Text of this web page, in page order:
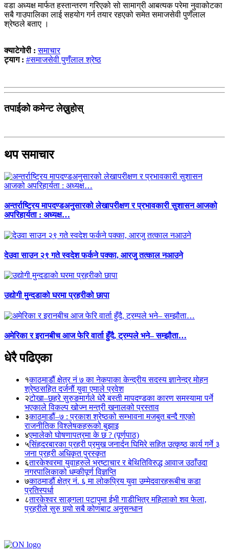
वडा अध्यक्ष मार्फत हस्तान्तरण गरिएको सो सामाग्री आबत्यक परेमा नुवाकोटका
सबै गाउपालिका लाई सहयोग गर्न तयार रहएको समेत समाजसेवी पुणँलाल
श्रेष्ठले बताए ।
क्याटेगोरी :समाचार
ट्याग : #समाजसेवी पुणँलाल श्रेष्ठ
तपाईको कमेन्ट लेख्नुहोस्
थप समाचार
अन्तर्राष्ट्रिय मापदण्डअनुसारको लेखापरीक्षण र प्रभावकारी सुशासन आजको
अपरिहार्यता : अध्यक्ष…
देउवा साउन २९ गते स्वदेश फर्कने पक्का, आरजु तत्काल नआउने
उद्योगी मुन्दडाको घरमा प्रहरीको छापा
अमेरिका र इरानबीच आज फेरि वार्ता हुँदै, ट्रम्पले भने– सम्झौता…
धेरै पढिएका
१काठमाडौं क्षेत्र नं ७ का नेकपाका केन्द्रीय सदस्य ज्ञानेन्द्र मोहन
श्रेष्ठसहित दर्जनौं युवा एमाले प्रवेश
२टोखा–छहरे सुरुङमार्गले धेरै बस्ती मापदण्डका कारण समस्यामा पर्ने
भएकाले विकल्प खोज्न मन्त्री खनालको प्रस्ताव
३काठमाडौं–७ : प्रकाश श्रेष्ठको सम्भावना मजबुत बन्दै गएको
राजनीतिक विश्लेषकहरूको बुझाइ
४एमालेको घोषणापत्रमा के छ ? (पूर्णपाठ)
५सिंहदरबारका प्रहरी प्रमुख जनार्दन घिमिरे सहित उत्कृष्ठ कार्य गर्ने ३
जना प्रहरी अधिकृत पुरस्कृत
६तारकेश्वरमा युवाहरुले भ्रष्टाचार र बेथितिविरुद्ध आवाज उठाँउदा
नगरपालिकाको धम्कीपूर्ण विज्ञप्ति
७काठमाडौं क्षेत्र नं. ६ मा लोकप्रिय युवा उम्मेदवारहरूबीच कडा
प्रतिस्पर्धा
८तारकेश्वर साङ्गला पटापुमा ईभी गाडीभित्र महिलाको शव फेला,
प्रहरीले सुरु गर्‍यो सबै कोणबाट अनुसन्धान